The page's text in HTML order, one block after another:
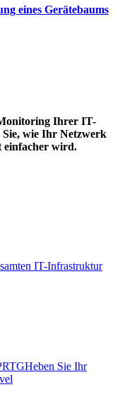
eines Gerätebaums
Ihrer IT-
wie Ihr Netzwerk
einfacher wird.
IT-Infrastruktur
Heben Sie Ihr